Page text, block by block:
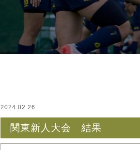
2024.02.26
関東新人大会 結果